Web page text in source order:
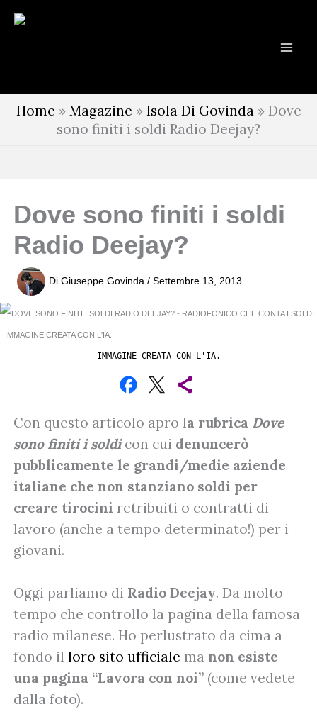
Vai
Home » Magazine » Isola Di Govinda» Dove
sono finiti i soldi Radio Deejay?
Dove sono finiti i soldi
Radio Deejay?
Di Giuseppe Govinda / Settembre 13, 2013
IMMAGINE CREATA CON L'IA.
Con questo articolo apro la rubrica Dove
sono finiti i soldicon cui denuncerò
pubblicamente le grandi/medie aziende
italiane che non stanziano soldi per
creare tirocini retribuiti o contratti di
lavoro (anche a tempo determinato!) per i
giovani.
Oggi parliamo di Radio Deejay. Da molto
tempo che controllo la pagina della famosa
radio milanese. Ho perlustrato da cima a
fondo il loro sito ufficiale ma non esiste
una pagina “Lavora con noi” (come vedete
dalla foto).